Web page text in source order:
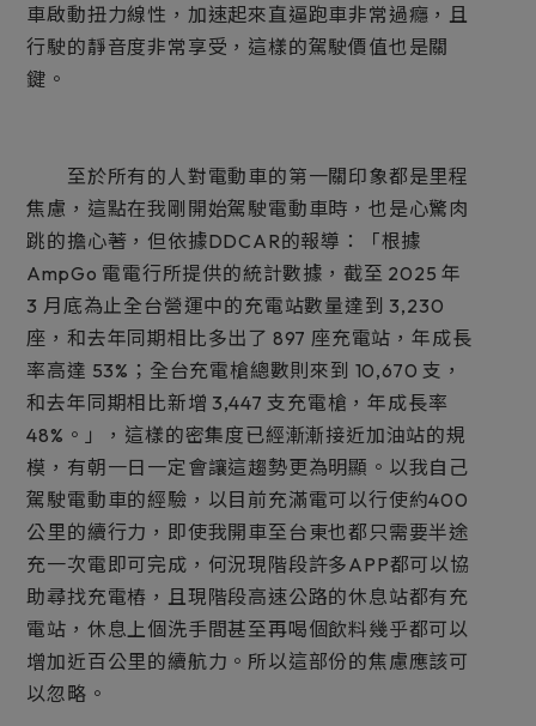
車啟動扭力線性，加速起來直逼跑車非常過癮，且
行駛的靜音度非常享受，這樣的駕駛價值也是關
鍵。
至於所有的人對電動車的第一關印象都是里程
焦慮，這點在我剛開始駕駛電動車時，也是心驚肉
跳的擔心著，但依據DDCAR的報導：「根據
AmpGo 電電行所提供的統計數據，截至 2025 年
3 月底為止全台營運中的充電站數量達到 3,230
座，和去年同期相比多出了 897 座充電站，年成長
率高達 53%；全台充電槍總數則來到 10,670 支，
和去年同期相比新增 3,447 支充電槍，年成長率
48%。」，這樣的密集度已經漸漸接近加油站的規
模，有朝一日一定會讓這趨勢更為明顯。以我自己
駕駛電動車的經驗，以目前充滿電可以行使約400
公里的續行力，即使我開車至台東也都只需要半途
充一次電即可完成，何況現階段許多APP都可以協
助尋找充電樁，且現階段高速公路的休息站都有充
電站，休息上個洗手間甚至再喝個飲料幾乎都可以
增加近百公里的續航力。所以這部份的焦慮應該可
以忽略。